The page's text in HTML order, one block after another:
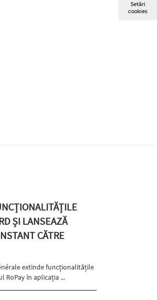
Setări
cookies
ȘI LANSEAZĂ
CĂTRE
extinde funcționalitățile
RoPay în aplicația ...